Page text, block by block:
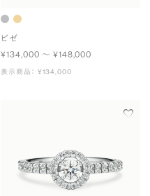
ビゼ
¥134,000 〜 ¥148,000
表示商品： ¥134,000